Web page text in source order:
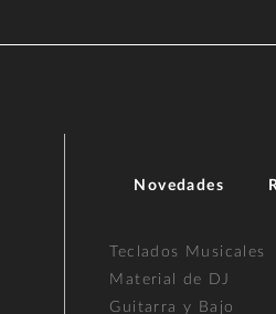
Novedades
Teclados Musicales
Material de DJ
Guitarra y Bajo